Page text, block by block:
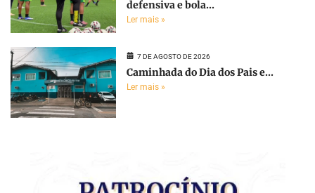
defensiva e bola...
Ler mais »
7 DE AGOSTO DE 2026
Caminhada do Dia dos Pais e...
Ler mais »